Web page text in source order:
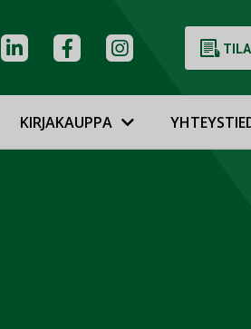
KIRJAKAUPPA